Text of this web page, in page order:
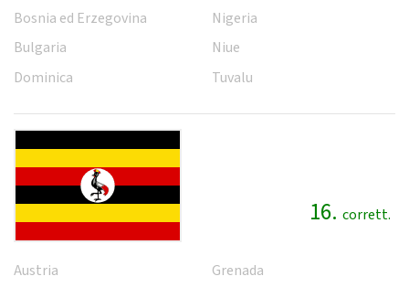
Bosnia ed Erzegovina
Bulgaria
Dominica
Nigeria
Niue
Tuvalu
16. corrett.
Austria
Grenada